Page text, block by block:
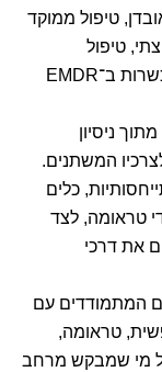
טיפול ממוקד
טיפול
התייחסותי בפוסט־טראומה מורכבת, וכן הכשרות ב־EMDR
ניסיון
המשתנים.
כלים
טראומה, לצד
את דרכי
המתמודדים עם
טראומה,
מי שמבקש מרחב